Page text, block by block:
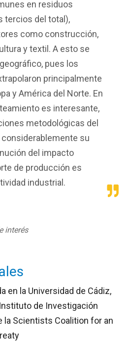
en residuos
tercios del total),
como construcción,
y textil. A esto se
pues los
principalmente
y América del Norte. En
es interesante,
metodológicas del
su
del impacto
de producción es
industrial.
interés
en la Universidad de Cádiz,
de Investigación
la Scientists Coalition for an